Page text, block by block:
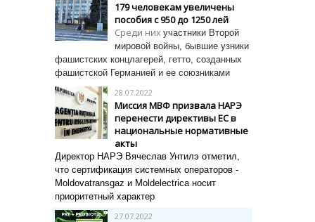
179 человекам увеличены
пособия с 950 до 1250 лей
Среди них участники Второй
мировой войны, бывшие узники
фашистских концлагерей, гетто, созданных
фашистской Германией и ее союзниками
28.07.2022
Миссия МВФ призвала НАРЭ
перенести директивы ЕС в
национальные нормативные
акты
Директор НАРЭ Вячеслав Унтилэ отметил,
что сертификация системных операторов -
Moldovatransgaz и Moldelectrica носит
приоритетный характер
27.07.2022